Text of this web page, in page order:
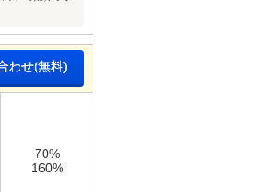
わせ(無料)
70%
160%